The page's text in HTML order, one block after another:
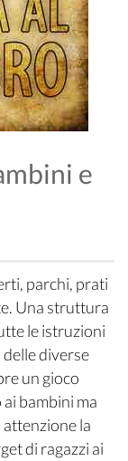
e
parchi, prati
Una struttura
le istruzioni
diverse
un gioco
bambini ma
attenzione la
di ragazzi ai